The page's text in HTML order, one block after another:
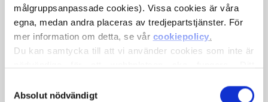
målgruppsanpassade cookies). Vissa cookies är våra
egna, medan andra placeras av tredjepartstjänster. För
mer information om detta, se vår cookiepolicy.
Du kan samtycka till att vi använder cookies som inte är
egenskap av personuppgiftsansvarig, får behandla dina
avAbsolut nödvändigt
Knitting for Olive Pure Silk är ett mjukt, exklusivt garn av
rent bourettesilke (råsilke) som framställs av silkesfibrer
som samlas in från kokonger efter att pupporna har fått
mogna till malar och fly.
Silke har omfattande värmereglerande egenskaper och